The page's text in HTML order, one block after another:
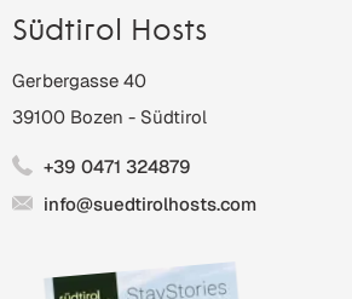
Südtirol Hosts
Gerbergasse 40
39100 Bozen - Südtirol
+39 0471 324879
info@suedtirolhosts.com